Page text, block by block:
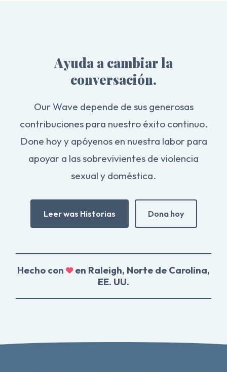
Ayuda a cambiar la
conversación.
Our Wave depende de sus generosas
contribuciones para nuestro éxito continuo.
Done hoy y apóyenos en nuestra labor para
apoyar a las sobrevivientes de violencia
sexual y doméstica.
Leer was Historias Dona hoy
Hecho con
en Raleigh, Norte de Carolina,
EE. UU.